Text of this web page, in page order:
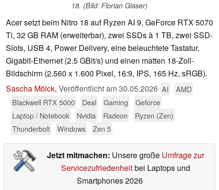
18. (Bild: Florian Glaser)
Acer setzt beim Nitro 18 auf Ryzen AI 9, GeForce RTX 5070
Ti, 32 GB RAM (erweiterbar), zwei SSDs à 1 TB, zwei SSD-
Slots, USB 4, Power Delivery, eine beleuchtete Tastatur,
Gigabit-Ethernet (2.5 GBit/s) und einen matten 18-Zoll-
Bildschirm (2.560 x 1.600 Pixel, 16:9, IPS, 165 Hz, sRGB).
Sascha Mölck, Veröffentlicht am30.05.2026 AI
AMD
Blackwell RTX 5000
Deal Gaming
Geforce
Laptop / Notebook
Nvidia Radeon
Ryzen (Zen)
Thunderbolt
Windows Zen 5
Jetzt mitmachen: Unsere große Umfrage zur
Servicezufriedenheitbei Laptops und
Smartphones 2026